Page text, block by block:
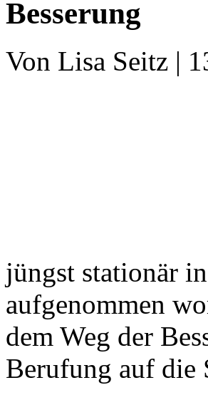
Besserung
Von Lisa Seitz |
jüngst stationär
aufgenommen
dem Weg der
Berufung auf die